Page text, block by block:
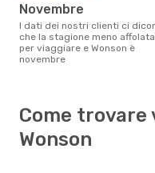
novembre
I dati dei nostri clienti ci dicono
che la stagione meno affolata
per viaggiare e Wonson è
novembre
Come trovare
Wonson